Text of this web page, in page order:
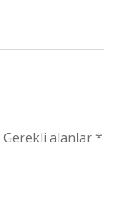
Gerekli alanlar*